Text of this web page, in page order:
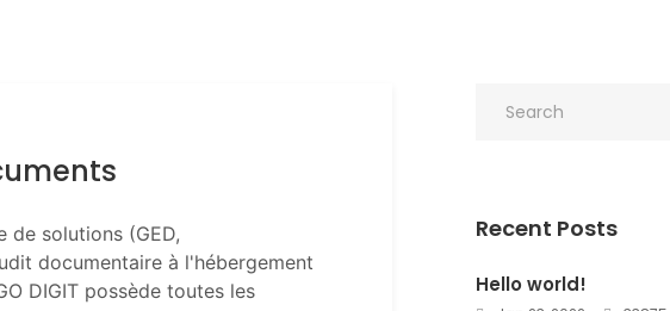
de solutions (GED,
documentaire à l'hébergement
DIGIT possède toutes les
Recent Posts
Hello world!